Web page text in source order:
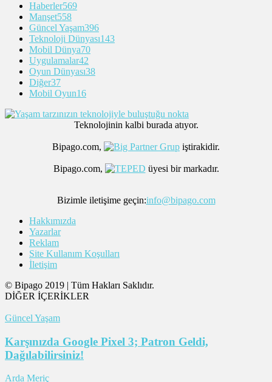
Haberler569
Manşet558
Güncel Yaşam396
Teknoloji Dünyası143
Mobil Dünya70
Uygulamalar42
Oyun Dünyası38
Diğer37
Mobil Oyun16
Teknolojinin kalbi burada atıyor.
Bipago.com, iştirakidir.
Bipago.com, üyesi bir markadır.
Bizimle iletişime geçin:info@bipago.com
Hakkımızda
Yazarlar
Reklam
Site Kullanım Koşulları
İletişim
© Bipago 2019 | Tüm Hakları Saklıdır.
DİĞER İÇERİKLER
Güncel Yaşam
Karşınızda Google Pixel 3; Patron Geldi,
Dağılabilirsiniz!
Arda Meriç